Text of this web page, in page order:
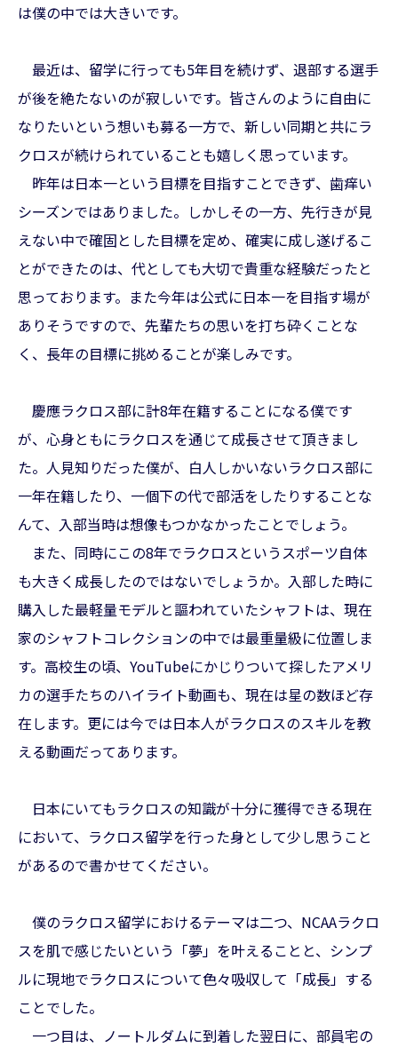
は僕の中では大きいです。
最近は、留学に行っても5年目を続けず、退部する選手
が後を絶たないのが寂しいです。皆さんのように自由に
なりたいという想いも募る一方で、新しい同期と共にラ
クロスが続けられていることも嬉しく思っています。
昨年は日本一という目標を目指すことできず、歯痒い
シーズンではありました。しかしその一方、先行きが見
えない中で確固とした目標を定め、確実に成し遂げるこ
とができたのは、代としても大切で貴重な経験だったと
思っております。また今年は公式に日本一を目指す場が
ありそうですので、先輩たちの思いを打ち砕くことな
く、長年の目標に挑めることが楽しみです。
慶應ラクロス部に計8年在籍することになる僕です
が、心身ともにラクロスを通じて成長させて頂きまし
た。人見知りだった僕が、白人しかいないラクロス部に
一年在籍したり、一個下の代で部活をしたりすることな
んて、入部当時は想像もつかなかったことでしょう。
また、同時にこの8年でラクロスというスポーツ自体
も大きく成長したのではないでしょうか。入部した時に
購入した最軽量モデルと謳われていたシャフトは、現在
家のシャフトコレクションの中では最重量級に位置しま
す。高校生の頃、YouTubeにかじりついて探したアメリ
カの選手たちのハイライト動画も、現在は星の数ほど存
在します。更には今では日本人がラクロスのスキルを教
える動画だってあります。
日本にいてもラクロスの知識が十分に獲得できる現在
において、ラクロス留学を行った身として少し思うこと
があるので書かせてください。
僕のラクロス留学におけるテーマは二つ、NCAAラクロ
スを肌で感じたいという「夢」を叶えることと、シンプ
ルに現地でラクロスについて色々吸収して「成長」する
ことでした。
一つ目は、ノートルダムに到着した翌日に、部員宅の